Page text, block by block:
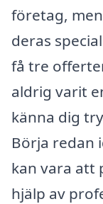
företag,
deras
få tre
aldrig varit
känna dig
Börja redan
kan vara att
hjälp av